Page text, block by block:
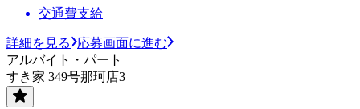
交通費支給
詳細を見る
応募画面に進む
アルバイト・パート
すき家 349号那珂店3